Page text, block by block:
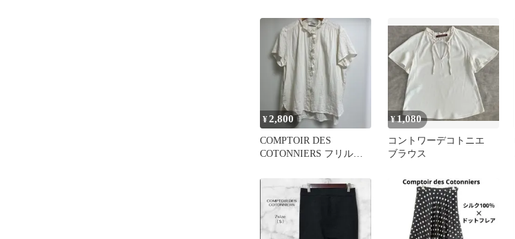
¥2,800
COMPTOIR DES
COTONNIERS フリルブ
¥1,080
コントワーデコトニエ
ブラウス